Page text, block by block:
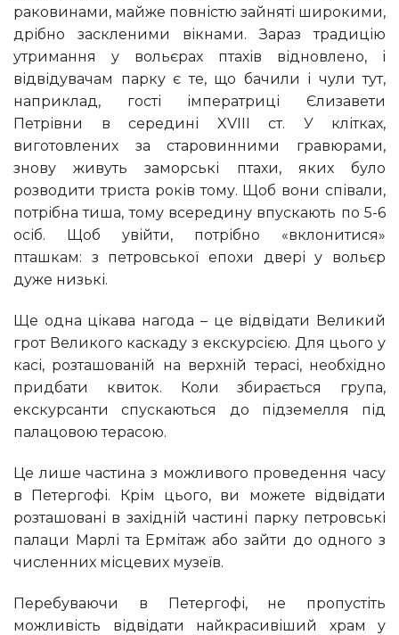
раковинами, майже повністю зайняті широкими,
дрібно заскленими вікнами. Зараз традицію
утримання у вольєрах птахів відновлено, і
відвідувачам парку є те, що бачили і чули тут,
наприклад, гості імператриці Єлизавети
Петрівни в середині XVIII ст. У клітках,
виготовлених за старовинними гравюрами,
знову живуть заморські птахи, яких було
розводити триста років тому. Щоб вони співали,
потрібна тиша, тому всередину впускають по 5-6
осіб. Щоб увійти, потрібно «вклонитися»
пташкам: з петровської епохи двері у вольєр
дуже низькі.
Ще одна цікава нагода – це відвідати Великий
грот Великого каскаду з екскурсією. Для цього у
касі, розташованій на верхній терасі, необхідно
придбати квиток. Коли збирається група,
екскурсанти спускаються до підземелля під
палацовою терасою.
Це лише частина з можливого проведення часу
в Петергофі. Крім цього, ви можете відвідати
розташовані в західній частині парку петровські
палаци Марлі та Ермітаж або зайти до одного з
численних місцевих музеїв.
Перебуваючи в Петергофі, не пропустіть
можливість відвідати найкрасивіший храм у